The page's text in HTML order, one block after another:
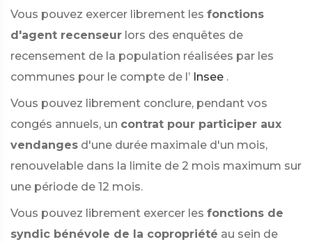
Vous pouvez exercer librement les fonctions
d'agent recenseur lors des enquêtes de
recensement de la population réalisées par les
communes pour le compte de l’ Insee .
Vous pouvez librement conclure, pendant vos
congés annuels, un contrat pour participer aux
vendanges d'une durée maximale d'un mois,
renouvelable dans la limite de 2 mois maximum sur
une période de 12 mois.
Vous pouvez librement exercer les fonctions de
syndic bénévole de la copropriété au sein de